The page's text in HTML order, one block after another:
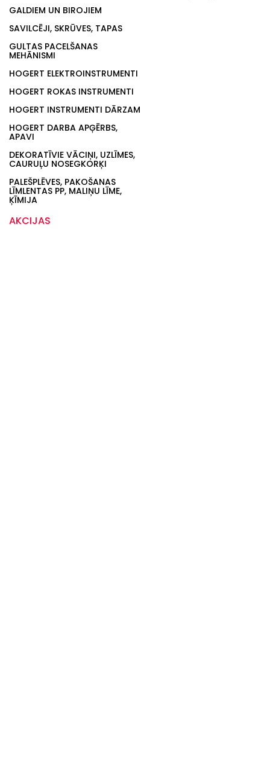
GALDIEM UN BIROJIEM
SAVILCĒJI, SKRŪVES, TAPAS
GULTAS PACELŠANAS
MEHĀNISMI
HOGERT ELEKTROINSTRUMENTI
HOGERT ROKAS INSTRUMENTI
HOGERT INSTRUMENTI DĀRZAM
HOGERT DARBA APĢĒRBS,
APAVI
DEKORATĪVIE VĀCIŅI, UZLĪMES,
CAURUĻU NOSEGKORĶI
PALEŠPLĒVES, PAKOŠANAS
LĪMLENTAS PP, MALIŅU LĪME,
ĶĪMIJA
AKCIJAS